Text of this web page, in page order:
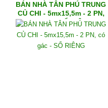
BÁN NHÀ TÂN PHÚ TRUNG
CỦ CHI - 5mx15,5m - 2 PN,
có gác - SỔ RIÊNG